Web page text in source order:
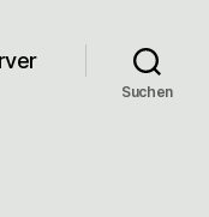
Suchen